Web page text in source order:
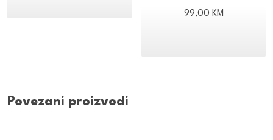
99,00 KM
Povezani proizvodi